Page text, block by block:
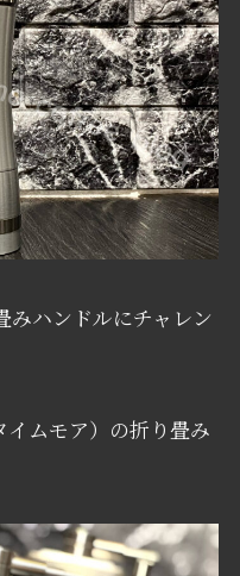
みハンドルにチャレン
ムモア）の折り畳み